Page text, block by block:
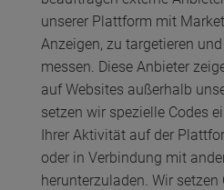
unserer Plattform mit
Anzeigen, zu targetieren
messen. Diese Anbieter
auf Websites außerhalb
setzen wir spezielle Codes
Ihrer Aktivität auf der
oder in Verbindung mit
herunterzuladen. Wir